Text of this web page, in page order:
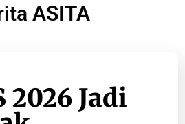
ASITA
2026 Jadi